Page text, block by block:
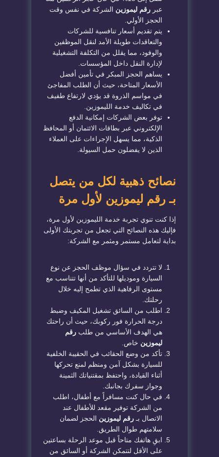
عبر رقم ليموزين الشركة في نفس وقت
الحجز الأولي.
​يتم تقديم أسعار تنافسية للشركات
والتعاقدات طويلة الأمد لنقل الموظفين
والوفود، مما يقلل من التكلفة التشغيلية
لإدارة النقل داخل المؤسسات.
​يساهم الحجز المبكر في تأمين أفضل
الأسعار المتاحة، حيث أن الطلب المفاجئ
في مواسم الذروة قد يؤدي لارتفاع طفيف
في تكاليف خدمة الليموزين.
​توفر بعض الشركات إمكانية الدفع
الإلكتروني عبر بطاقات الائتمان أو المحافظ
الذكية، مما يسهل الإجراءات على العملاء
الذين لا يفضلون حمل السيولة.
​نصائح ذهبية لكل من يتصل
بـ رقم ليموزين لأول مرة
​إذا كنت تنوي تجربة خدمة الليموزين لأول مرة،
فإليك هذه النصائح التي تجعل من تجربتك الأولى
بداية لتعامل مستمر ومثمر مع الشركة:
​لا تتردد في سؤال موظف الحجز عن نوع
السيارة وموديلها للتأكد من أنها تتناسب مع
مستوى الرفاهية الذي تطمح إليه خلال
رحلتك.
​اطلب من السائق تشغيل المكيف وضبط
درجة الحرارة فور ركوبك، حيث أن راحتك
هي الهدف الأساسي من طلب رقم
ليموزين خاص.
​تأكد من وضع الحقائب في الحقيبة الخلفية
للسيارة بشكل آمن ومنظم لمنع تحركها
أثناء القيادة، واحتفظ بمقتنياتك الثمينة
وجواز سفرك بجانبك.
​في حال كنت مسافراً مع أطفال، اطلب
من الشركة توفير مقعد للأطفال عند
الاتصال بـرقم ليموزين الحجز لضمان
سلامتهم طوال الطريق.
​ابقِ هاتفك متاحاً قبل موعد الرحلة بساعتين
على الأقل لتتمكن الشركة أو السائق من